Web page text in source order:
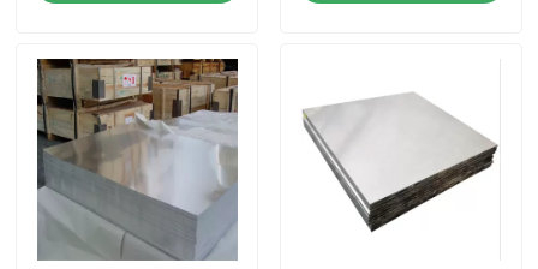
인코넬 625 재료
인코로이 800 소재
인코넬 718 재료